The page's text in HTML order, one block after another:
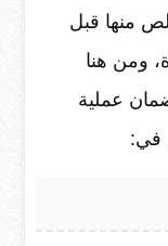
منها قبل
ومن هنا
عملية
في: